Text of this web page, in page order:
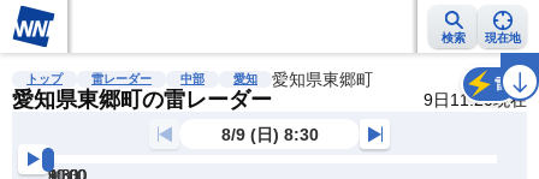
検索 現在地
雨雲レーダー 台風情報 地震情報 警報・注意報 2週間天気 ラ
トップ 雷レーダー 中部 愛知 愛知県東郷町
愛知県東郷町の雷レーダー 9日11:20現在
雷
8/9 (日) 8:30